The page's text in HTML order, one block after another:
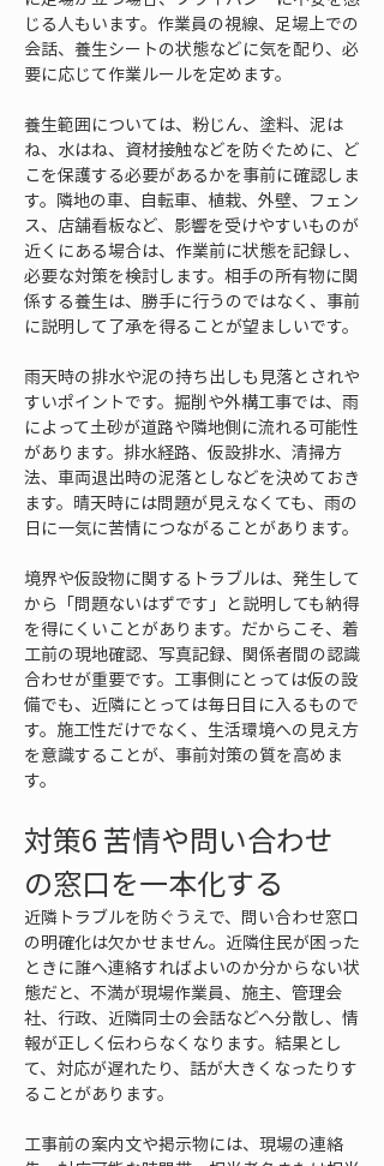
じる人もいます。作業員の視線、足場上での
会話、養生シートの状態などに気を配り、必
要に応じて作業ルールを定めます。
養生範囲については、粉じん、塗料、泥は
ね、水はね、資材接触などを防ぐために、ど
こを保護する必要があるかを事前に確認しま
す。隣地の車、自転車、植栽、外壁、フェン
ス、店舗看板など、影響を受けやすいものが
近くにある場合は、作業前に状態を記録し、
必要な対策を検討します。相手の所有物に関
係する養生は、勝手に行うのではなく、事前
に説明して了承を得ることが望ましいです。
雨天時の排水や泥の持ち出しも見落とされや
すいポイントです。掘削や外構工事では、雨
によって土砂が道路や隣地側に流れる可能性
があります。排水経路、仮設排水、清掃方
法、車両退出時の泥落としなどを決めておき
ます。晴天時には問題が見えなくても、雨の
日に一気に苦情につながることがあります。
境界や仮設物に関するトラブルは、発生して
から「問題ないはずです」と説明しても納得
を得にくいことがあります。だからこそ、着
工前の現地確認、写真記録、関係者間の認識
合わせが重要です。工事側にとっては仮の設
備でも、近隣にとっては毎日目に入るもので
す。施工性だけでなく、生活環境への見え方
を意識することが、事前対策の質を高めま
す。
対策6 苦情や問い合わせ
の窓口を一本化する
近隣トラブルを防ぐうえで、問い合わせ窓口
の明確化は欠かせません。近隣住民が困った
ときに誰へ連絡すればよいのか分からない状
態だと、不満が現場作業員、施主、管理会
社、行政、近隣同士の会話などへ分散し、情
報が正しく伝わらなくなります。結果とし
て、対応が遅れたり、話が大きくなったりす
ることがあります。
工事前の案内文や掲示物には、現場の連絡